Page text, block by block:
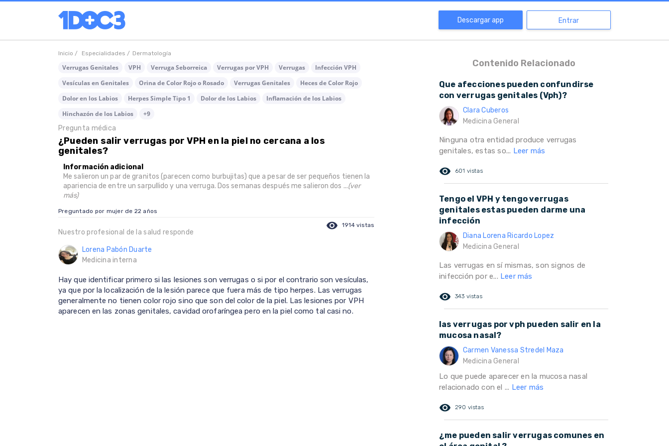
Descargar app Entrar
Inicio / Especialidades / Dermatología
Verrugas Genitales VPH Verruga Seborreica Verrugas por VPH Verrugas
Infección VPH
Vesículas en Genitales
Orina de Color Rojo o Rosado Verrugas Genitales
Heces de Color Rojo
Dolor en los Labios
Herpes Simple Tipo 1 Dolor de los Labios
Inflamación de los Labios
Hinchazón de los Labios
+9
Pregunta médica
¿Pueden salir verrugas por VPH en la piel no cercana a los
genitales?
Información adicional
Me salieron un par de granitos (parecen como burbujitas) que a pesar de ser pequeños tienen la
apariencia de entre un sarpullido y una verruga. Dos semanas después me salieron dos ...(ver
más)
Preguntado por mujer de 22 años
visibility 1914 vistas
Nuestro profesional de la salud responde
Lorena Pabón Duarte
Medicina interna
Hay que identificar primero si las lesiones son verrugas o si por el contrario son vesículas,
ya que por la localización de la lesión parece que fuera más de tipo herpes. Las verrugas
generalmente no tienen color rojo sino que son del color de la piel. Las lesiones por VPH
aparecen en las zonas genitales, cavidad orofaríngea pero en la piel como tal casi no.
Contenido Relacionado
Que afecciones pueden confundirse
con verrugas genitales (Vph)?
Clara Cuberos
Medicina General
Ninguna otra entidad produce verrugas
genitales, estas so... Leer más
remove_red_eye 601 vistas
Tengo el VPH y tengo verrugas
genitales estas pueden darme una
infección
Diana Lorena Ricardo Lopez
Medicina General
Las verrugas en sí mismas, son signos de
inifección por e... Leer más
remove_red_eye 343 vistas
las verrugas por vph pueden salir en la
mucosa nasal?
Carmen Vanessa Stredel Maza
Medicina General
Lo que puede aparecer en la mucosa nasal
relacionado con el ... Leer más
remove_red_eye 290 vistas
¿me pueden salir verrugas comunes en